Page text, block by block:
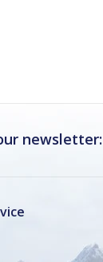
newsletter:
Gesloten